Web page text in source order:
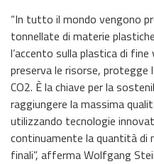
“In tutto il mondo vengono
tonnellate di materie
l’accento sulla plastica di
preserva le risorse, protegge
CO2. È la chiave per la
raggiungere la massima
utilizzando tecnologie
continuamente la quantità di
finali”, afferma Wolfgang